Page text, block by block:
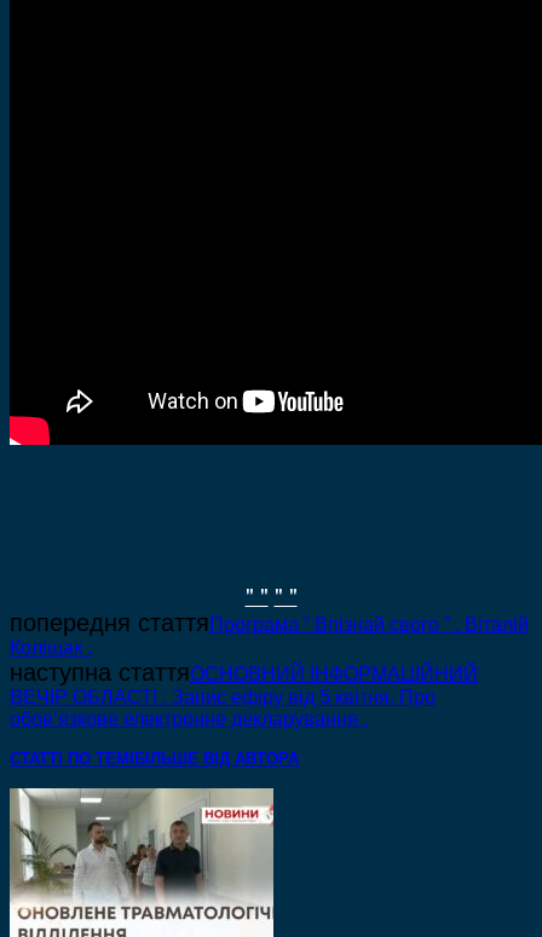
" " " "
попередня статтяПрограма ” Впізнай свого ” . Віталій
Коліщак .
наступна статтяОСНОВНИЙ ІНФОРМАЦІЙНИЙ
ВЕЧІР ОБЛАСТІ . Запис ефіру від 5 квітня. Про
обов’язкове електронне декларування .
СТАТТІ ПО ТЕМІ БІЛЬШЕ ВІД АВТОРА